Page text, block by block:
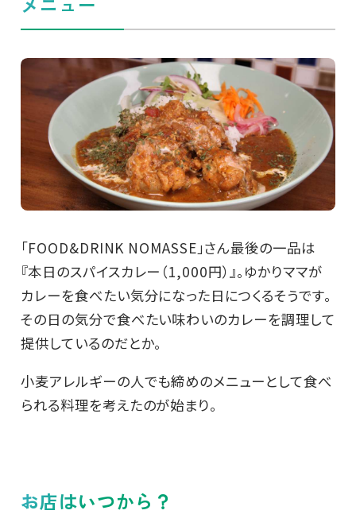
「FOOD&DRINK NOMASSE」さん最後の一品は
『本日のスパイスカレー（1,000円）』。ゆかりママが
カレーを食べたい気分になった日につくるそうです。
その日の気分で食べたい味わいのカレーを調理して
提供しているのだとか。
小麦アレルギーの人でも締めのメニューとして食べ
られる料理を考えたのが始まり。
お店はいつから？